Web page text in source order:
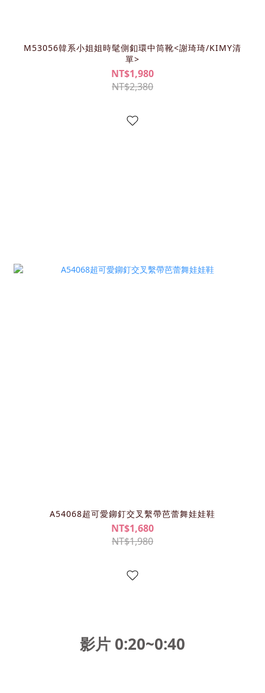
M53056韓系小姐姐時髦側釦環中筒靴<謝琦琦/KIMY清
單>
NT$1,980
NT$2,380
A54068超可愛鉚釘交叉繫帶芭蕾舞娃娃鞋
NT$1,680
NT$1,980
影片 0:20~0:40